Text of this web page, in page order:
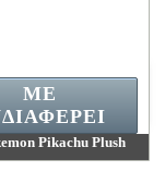
Pikachu Plush
ΜΕ